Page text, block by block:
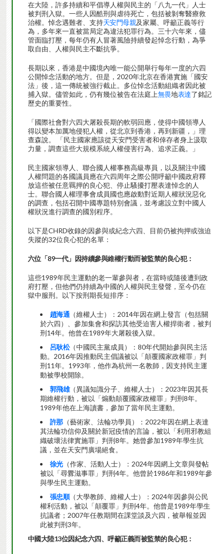
在大陸，許多持續和平倡導人權與民主的「八九一代」人士
被判刑入獄。一些人因酷刑與虐待死亡，包括被剝奪醫療救
治權。悼念遇難者、支持天安門母親及家屬、呼籲正義等行
為，多年來一直被當局定為違法犯罪行為。三十六年來，儘
管面臨打壓，每年仍有人冒著風險持續發起悼念行動，為爭
取自由、人權與民主不斷抗爭。
長期以來，香港是中國境內唯一能公開舉行每年一度的六四
公開悼念活動的地方。但是，2020年北京在香港實施「國安
法」後，這一傳統被強行截止。多位悼念活動組織者因此被
捕入獄。儘管如此，仍有幾位被告在法庭上無畏地表達了銘記
歷史的重要性。
「國際社會對六四大屠殺長期的軟弱回應，使得中國領導人
得以變本加厲地侵犯人權，從北京到香港，再到新疆，」理
查森說。 「民主國家應該從天安門受害者和倖存者身上汲取
力量，調查這些大規模系統人權侵害行為、追求正義。」
民主國家領導人、聯合國人權事務高級專員，以及關注中國
人權問題的各國議員應在六四周年之際公開呼籲中國政府釋
放這些被任意羈押的良心犯、停止騷擾打壓表達悼念的人
士。聯合國人權理事會成員國也應啟動對近期人權狀況惡化
的調查，包括召開中國專題特別會議，並考慮設立對中國人
權狀況進行調查的國別程序。
以下是CHRD收錄的因參與或紀念六四、目前仍被拘押或強迫
失蹤的32位良心犯的名單：
六位「89一代」因持續參與維權行動而被監禁的良心犯：
這些1989年民主運動的老一輩參與者，在當時或隨後遭到政
府打壓，但他們仍持續為中國的人權與民主發聲，至今仍在
獄中服刑。以下按刑期長短排序：
趙海通 （維權人士）：2014年因在網上發言（包括關
於六四）、參加集會和探訪其他受迫害人權捍衛者，被判
刑14年。他曾在1989年大屠殺後入獄。
呂耿松（中國民主黨成員）：80年代開始參與民主活
動。2016年因推動民主倡議被以「顛覆國家政權罪」判
刑11年。1993年，他作為杭州一名教師，因支持民主運
動被學校開除。
郭飛雄（異議知識分子、維權人士）：2023年因其長
期維權行動，被以「煽動顛覆國家政權罪」判刑8年。
1989年他在上海讀書，參加了當年民主運動。
許那（藝術家、法輪功學員）：2022年因在網上表達
其法輪功信仰及關於新冠疫情的言論，被以「利用邪教組
織破壞法律實施罪」判刑8年。她曾參加1989年學生抗
議，並在天安門廣場絕食。
徐光（作家、活動人士）：2024年因網上文章與發帖
被以「尋釁滋事罪」判刑4年。他曾於1986年和1989年參
與學生民主運動。
張忠順（大學教師、維權人士）：2024年因參與公民
權利活動，被以「顛覆罪」判刑4年。他曾是1989年學生
抗議者；2007年任教期間在課堂談及六四，被舉報並因
此被判刑3年。
中國大陸13位因紀念六四、呼籲正義而被監禁的良心犯：